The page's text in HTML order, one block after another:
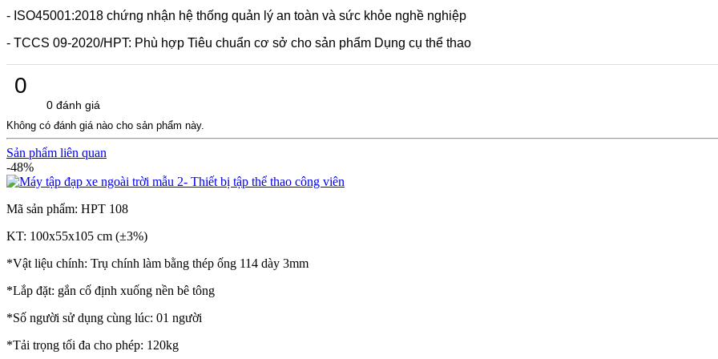
- ISO45001:2018 chứng nhận hệ thống quản lý an toàn và sức khỏe nghề nghiệp
- TCCS 09-2020/HPT: Phù hợp Tiêu chuẩn cơ sở cho sản phẩm Dụng cụ thể thao
0
0 đánh giá
Không có đánh giá nào cho sản phẩm này.
Sản phẩm liên quan
-48%
Mã sản phẩm: HPT 108
KT: 100x55x105 cm (±3%)
*Vật liệu chính: Trụ chính làm bằng thép ống 114 dày 3mm
*Lắp đặt: gắn cố định xuống nền bê tông
*Số người sử dụng cùng lúc: 01 người
*Tải trọng tối đa cho phép: 120kg